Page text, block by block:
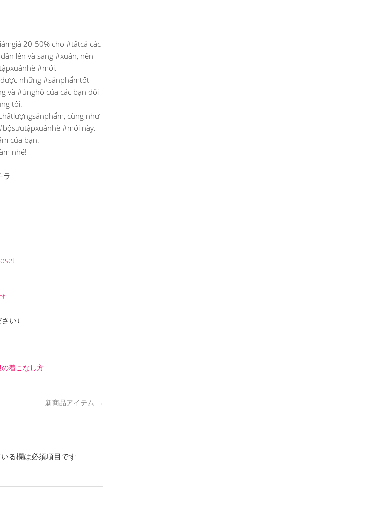
20-50% cho #tấtcả các
lên và sang #xuân, nên
#mới.
những #sảnphẩmtốt
và #ủnghộ của các bạn đối
tôi.
cũng như
#mới này.
của bạn.
nhé!
ラ
い↓
の着こなし方
新商品アイテム →
る欄は必須項目です